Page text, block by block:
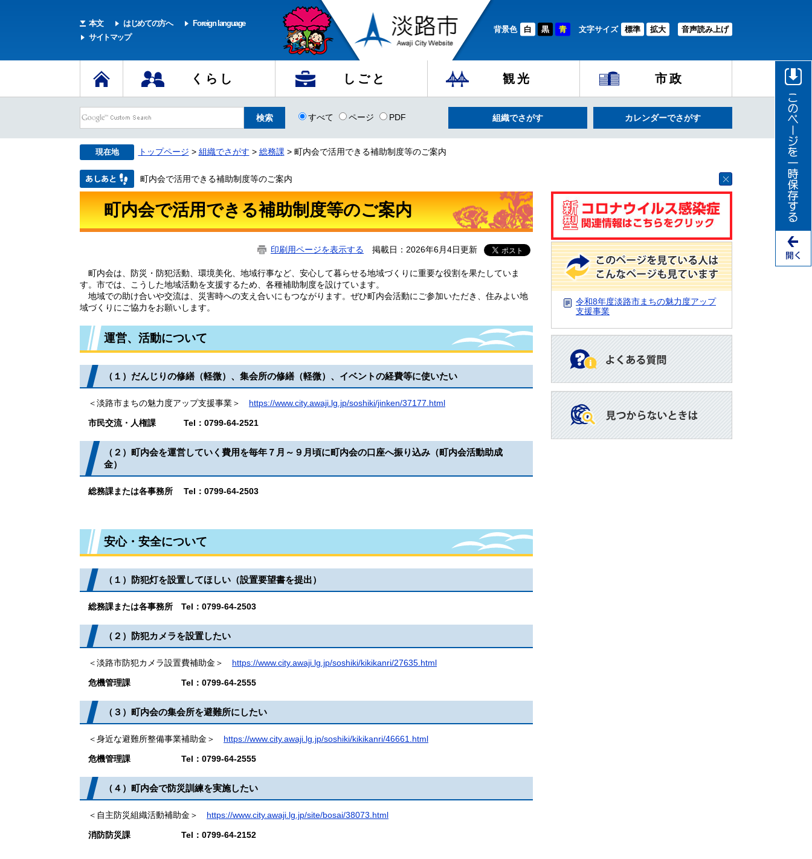
本文 はじめての方へ
Foreign language
サイトマップ
背景色 白 黒 青 文字サイズ 標準 拡大 音声読み上げ
くらし しごと 観光 市政
すべて ページ PDF 組織でさがす カレンダーでさがす
現在地 トップページ > 組織でさがす > 総務課 > 町内会で活用できる補助制度等のご案内
町内会で活用できる補助制度等のご案内
町内会で活用できる補助制度等のご案内
印刷用ページを表示する 掲載日：2026年6月4日更新
町内会は、防災・防犯活動、環境美化、地域行事など、安心して暮らせる地域づくりに重要な役割を果たしていま
す。市では、こうした地域活動を支援するため、各種補助制度を設けています。
地域での助け合いや交流は、災害時への支え合いにもつながります。ぜひ町内会活動にご参加いただき、住みよい地
域づくりにご協力をお願いします。
運営、活動について
（１）だんじりの修繕（軽微）、集会所の修繕（軽微）、イベントの経費等に使いたい
＜淡路市まちの魅力度アップ支援事業＞ https://www.city.awaji.lg.jp/soshiki/jinken/37177.html
市民交流・人権課​ Tel：0799-64-2521
（２）​町内会を運営していく費用を毎年７月～９月頃に町内会の口座へ振り込み​（町内会活動助成
金​）
総務課または各事務所 Tel：0799-64-2503
安心・安全について
（１）防犯灯を設置してほしい（設置要望書を提出）
総務課または各事務所 ​Tel：0799-64-2503
​（２）​防犯カメラを設置したい​
​ ＜淡路市防犯カメラ設置費補助金＞ https://www.city.awaji.lg.jp/soshiki/kikikanri/27635.html
危機管理課​ Tel：0799-64-2555
（３）​町内会の集会所を避難所にしたい​
＜身近な避難所整備事業補助金＞ https://www.city.awaji.lg.jp/soshiki/kikikanri/46661.html
危機管理課 ​ Tel：0799-64-2555
（４）​町内会で防災訓練を実施したい​
​ ＜自主防災組織活動補助金＞ https://www.city.awaji.lg.jp/site/bosai/38073.html
消防防災課 Tel：0799-64-2152
令和8年度淡路市まちの魅力度アップ
支援事業